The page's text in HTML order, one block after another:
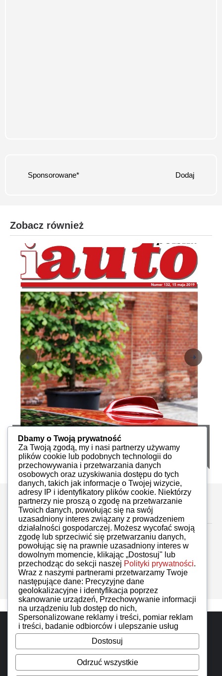
Sponsorowane* Dodaj
Zobacz również
iAuto 132, 2019
iMoto PDF 36
Zostaw komentarz
Brak komentarzy
Do góry
iAuto wszelkie prawa zastrzeżone. Designed by
IzerGroup
Dbamy o Twoją prywatność
Za Twoją zgodą, my i nasi partnerzy używamy
plików cookie lub podobnych technologii do
przechowywania i przetwarzania danych
osobowych oraz uzyskiwania dostępu do tych
danych, takich jak informacje o Twojej wizycie,
adresy IP i identyfikatory plików cookie. Niektórzy
partnerzy nie proszą o zgodę na przetwarzanie
Twoich danych, powołując się na swój
uzasadniony interes związany z prowadzeniem
działalności gospodarczej. Możesz wycofać swoją
zgodę lub sprzeciwić się przetwarzaniu danych,
powołując się na prawnie uzasadniony interes w
dowolnym momencie, klikając „Dostosuj" lub
przechodząc do sekcji naszej Polityki prywatności.
Wraz z naszymi partnerami przetwarzamy Twoje
następujące dane: Precyzyjne dane
geolokalizacyjne i identyfikacja poprzez
skanowanie urządzeń, Przechowywanie informacji
na urządzeniu lub dostęp do nich,
Spersonalizowane reklamy i treści, pomiar reklam
i treści, badanie odbiorców i ulepszanie usług
Dostosuj
Odrzuć wszystkie